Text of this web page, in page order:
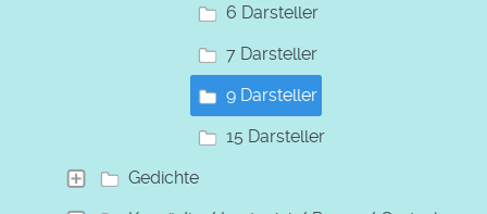
6 Darsteller
7 Darsteller
9 Darsteller
15 Darsteller
Gedichte